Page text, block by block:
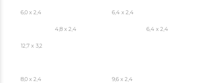
6,0 x 2,4
4,8 x 2,4
12,7 x 3,2
6,4 x 2,4
6,4 x 2,4
8,0 x 2,4 9,6 x 2,4